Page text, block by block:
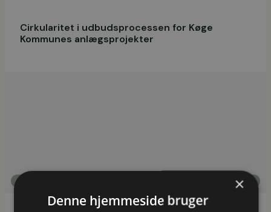
Cirkularitet i udbudsprocessen for Køge
Kommunes anlægsprojekter
Bæredygtighed i byggeriet ×
Denne hjemmeside bruger